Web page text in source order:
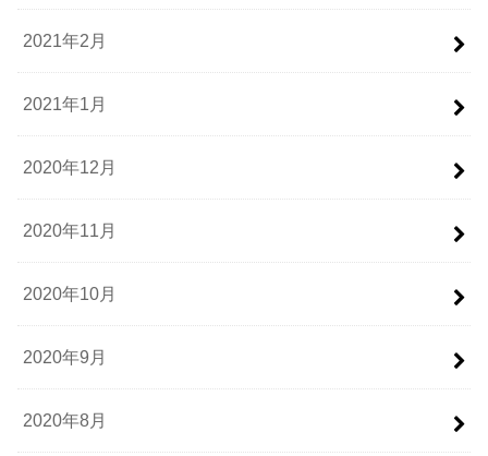
2021年2月
2021年1月
2020年12月
2020年11月
2020年10月
2020年9月
2020年8月